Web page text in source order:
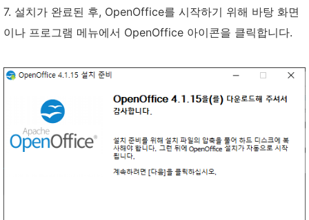
7. 설치가 완료된 후, OpenOffice를 시작하기 위해 바탕 화면
이나 프로그램 메뉴에서 OpenOffice 아이콘을 클릭합니다.